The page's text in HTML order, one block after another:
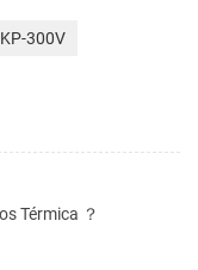
300V
Térmica ？